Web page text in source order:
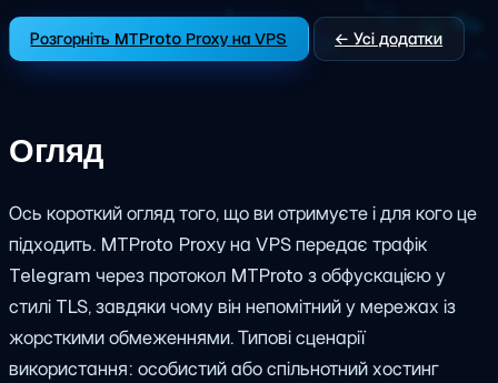
Розгорніть MTProto Proxy на VPS ← Усі додатки
Огляд
Ось короткий огляд того, що ви отримуєте і для кого це
підходить. MTProto Proxy на VPS передає трафік
Telegram через протокол MTProto з обфускацією у
стилі TLS, завдяки чому він непомітний у мережах із
жорсткими обмеженнями. Типові сценарії
використання: особистий або спільнотний хостинг